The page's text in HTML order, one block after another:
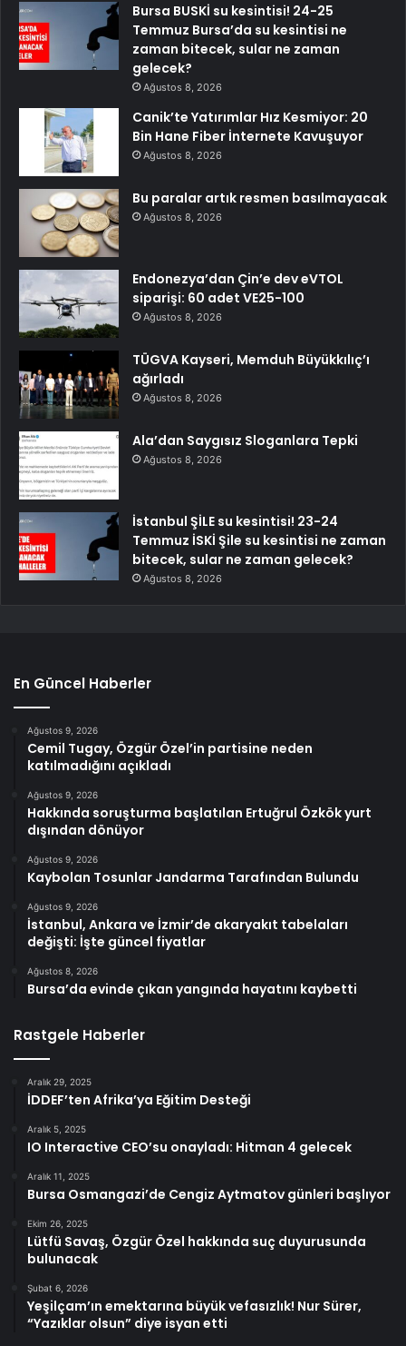
Bursa BUSKİ su kesintisi! 24-25
Temmuz Bursa’da su kesintisi ne
zaman bitecek, sular ne zaman
gelecek?
Ağustos 8, 2026
Canik’te Yatırımlar Hız Kesmiyor: 20
Bin Hane Fiber İnternete Kavuşuyor
Ağustos 8, 2026
Bu paralar artık resmen basılmayacak
Ağustos 8, 2026
Endonezya’dan Çin’e dev eVTOL
siparişi: 60 adet VE25-100
Ağustos 8, 2026
TÜGVA Kayseri, Memduh Büyükkılıç’ı
ağırladı
Ağustos 8, 2026
Ala’dan Saygısız Sloganlara Tepki
Ağustos 8, 2026
İstanbul ŞİLE su kesintisi! 23-24
Temmuz İSKİ Şile su kesintisi ne zaman
bitecek, sular ne zaman gelecek?
Ağustos 8, 2026
En Güncel Haberler
Ağustos 9, 2026
Cemil Tugay, Özgür Özel’in partisine neden
katılmadığını açıkladı
Ağustos 9, 2026
Hakkında soruşturma başlatılan Ertuğrul Özkök yurt
dışından dönüyor
Ağustos 9, 2026
Kaybolan Tosunlar Jandarma Tarafından Bulundu
Ağustos 9, 2026
İstanbul, Ankara ve İzmir’de akaryakıt tabelaları
değişti: İşte güncel fiyatlar
Ağustos 8, 2026
Bursa’da evinde çıkan yangında hayatını kaybetti
Rastgele Haberler
Aralık 29, 2025
İDDEF’ten Afrika’ya Eğitim Desteği
Aralık 5, 2025
IO Interactive CEO’su onayladı: Hitman 4 gelecek
Aralık 11, 2025
Bursa Osmangazi’de Cengiz Aytmatov günleri başlıyor
Ekim 26, 2025
Lütfü Savaş, Özgür Özel hakkında suç duyurusunda
bulunacak
Şubat 6, 2026
Yeşilçam’ın emektarına büyük vefasızlık! Nur Sürer,
“Yazıklar olsun” diye isyan etti